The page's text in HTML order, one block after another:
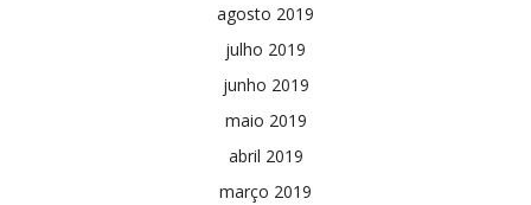
agosto 2019
julho 2019
junho 2019
maio 2019
abril 2019
março 2019